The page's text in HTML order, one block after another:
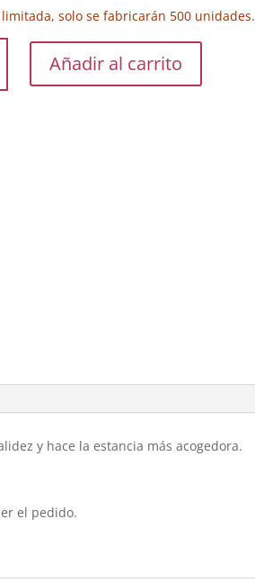
solo se fabricarán 500 unidades.
Añadir al carrito
y hace la estancia más acogedora.
el pedido.